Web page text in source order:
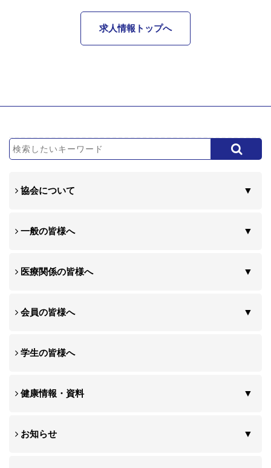
求人情報トップへ
協会について
一般の皆様へ
医療関係の皆様へ
会員の皆様へ
学生の皆様へ
健康情報・資料
お知らせ